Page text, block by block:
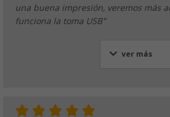
una buena impresión, veremos más
funciona la toma USB"
ver más